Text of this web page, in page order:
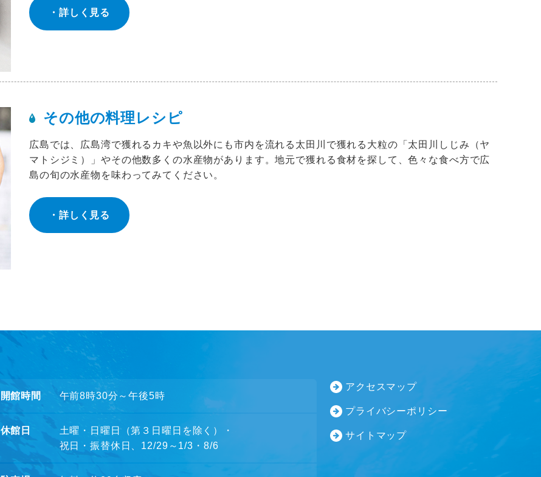
詳しく見る
その他の料理レシピ
広島では、広島湾で獲れるカキや魚以外にも市内を流れる太田川で獲れる大粒の「太田川しじみ（ヤ
マトシジミ）」やその他数多くの水産物があります。地元で獲れる食材を探して、色々な食べ方で広
島の旬の水産物を味わってみてください。
詳しく見る
開館時間 午前8時30分～午後5時
休館日
土曜・日曜日（第３日曜日を除く）・
祝日・振替休日、12/29～1/3・8/6
アクセスマップ
プライバシーポリシー
サイトマップ